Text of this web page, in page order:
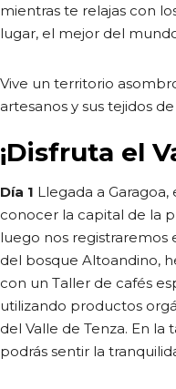
mientras te relajas con
lugar, el mejor del
Vive un territorio
artesanos y sus tejidos
¡Disfruta el
Día 1 Llegada a
conocer la capital de la
luego nos registraremos
del bosque Altoandino,
con un Taller de cafés
utilizando productos
del Valle de Tenza. En
podrás sentir la